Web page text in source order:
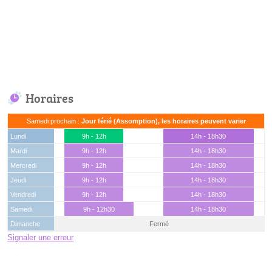
Horaires
Samedi prochain : Jour férié (Assomption), les horaires peuvent varier
Lundi 9h - 12h
14h - 18h30
Mardi
9h - 12h
14h - 18h30
Mercredi
9h - 12h
14h - 18h30
Jeudi
9h - 12h
14h - 18h30
Vendredi
9h - 12h
14h - 18h30
Samedi
9h - 12h30
14h - 18h30
Dimanche
Fermé
Signaler une erreur